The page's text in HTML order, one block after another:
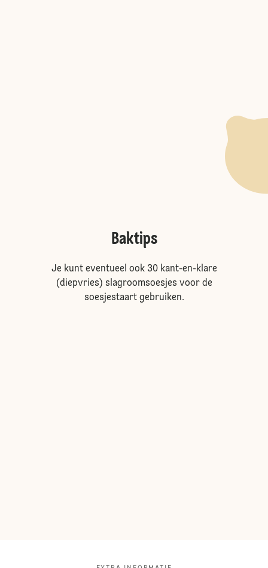
Baktips
Je kunt eventueel ook 30 kant-en-klare
(diepvries) slagroomsoesjes voor de
soesjestaart gebruiken.